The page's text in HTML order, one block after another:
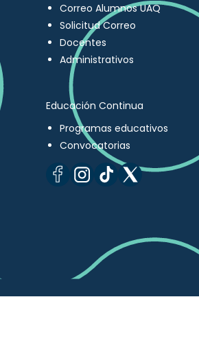
Correo Alumnos UAQ
Solicitud Correo
Docentes
Administrativos
Educación Continua
Programas educativos
Convocatorias